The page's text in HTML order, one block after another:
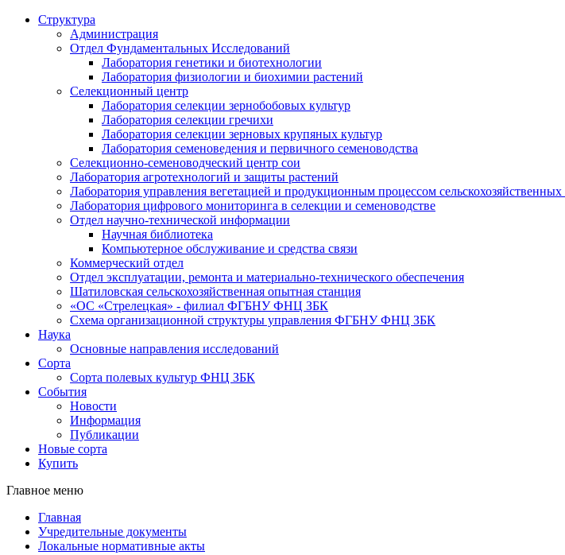
Структура
Администрация
Отдел Фундаментальных Исследований
Лаборатория генетики и биотехнологии
Лаборатория физиологии и биохимии растений
Селекционный центр
Лаборатория селекции зернобобовых культур
Лаборатория селекции гречихи
Лаборатория селекции зерновых крупяных культур
Лаборатория семеноведения и первичного семеноводства
Селекционно-семеноводческий центр сои
Лаборатория агротехнологий и защиты растений
Лаборатория управления вегетацией и продукционным процессом сельскохозяйственных
Лаборатория цифрового мониторинга в селекции и семеноводстве
Отдел научно-технической информации
Научная библиотека
Компьютерное обслуживание и средства связи
Коммерческий отдел
Отдел эксплуатации, ремонта и материально-технического обеспечения
Шатиловская сельскохозяйственная опытная станция
«ОС «Стрелецкая» - филиал ФГБНУ ФНЦ ЗБК
Схема организационной структуры управления ФГБНУ ФНЦ ЗБК
Наука
Основные направления исследований
Сорта
Сорта полевых культур ФНЦ ЗБК
События
Новости
Информация
Публикации
Новые сорта
Купить
Главное меню
Главная
Учредительные документы
Локальные нормативные акты